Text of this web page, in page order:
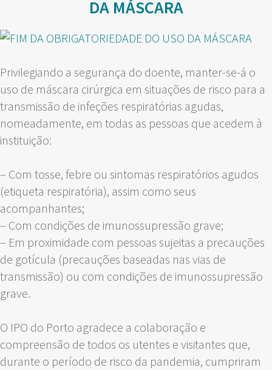
DA MÁSCARA
Privilegiando a segurança do doente, manter-se-á o
uso de máscara cirúrgica em situações de risco para a
transmissão de infeções respiratórias agudas,
nomeadamente, em todas as pessoas que acedem à
instituição:
– Com tosse, febre ou sintomas respiratórios agudos
(etiqueta respiratória), assim como seus
acompanhantes;
– Com condições de imunossupressão grave;
– Em proximidade com pessoas sujeitas a precauções
de gotícula (precauções baseadas nas vias de
transmissão) ou com condições de imunossupressão
grave.
O IPO do Porto agradece a colaboração e
compreensão de todos os utentes e visitantes que,
durante o período de risco da pandemia, cumpriram